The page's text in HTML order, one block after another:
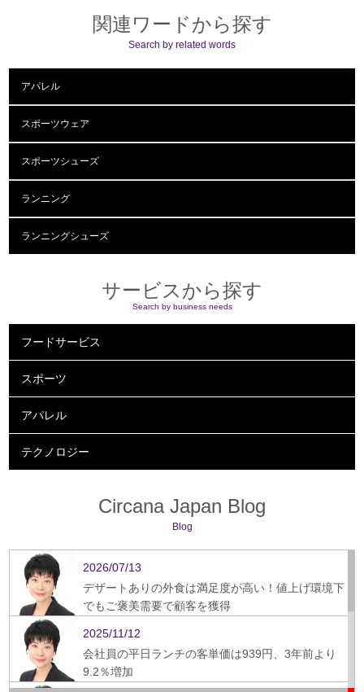
関連ワードから探す
Search by related words
アパレル
スポーツウェア
スポーツシューズ
ランニング
ランニングシューズ
サービスから探す
Search by business needs
フードサービス
スポーツ
アパレル
テクノロジー
Circana Japan Blog
Blog
2026/07/13
デザートありの外食は満足度が高い！値上げ環境下
でもご褒美需要で顧客を獲得
2025/11/12
会社員の平日ランチの客単価は939円、3年前より
9.2％増加